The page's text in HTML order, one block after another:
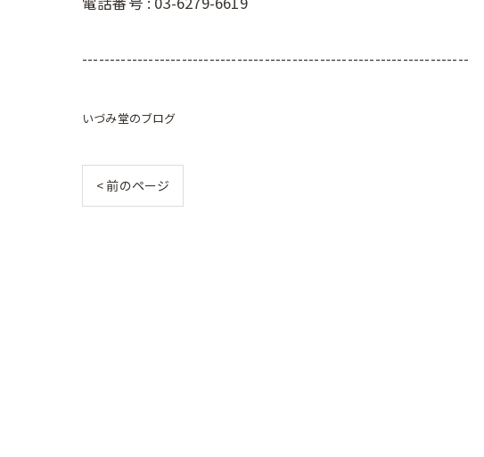
----------------------------------------------------------------------
いづみ堂のブログ
< 前のページ